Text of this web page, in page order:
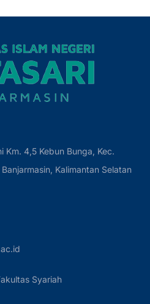
Km. 4,5 Kebun Bunga, Kec.
Kalimantan Selatan
Syariah